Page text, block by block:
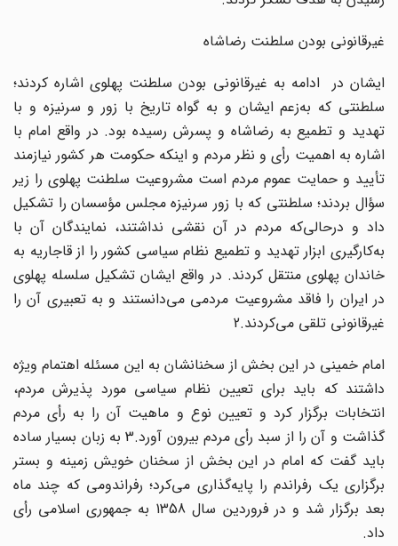
غیرقانونی بودن سلطنت رضاشاه
ایشان در ادامه به غیرقانونی بودن سلطنت پهلوی اشاره کردند؛
سلطنتی که به‌زعم ایشان و به گواه تاریخ با زور و سرنیزه و با
تهدید و تطمیع به رضاشاه و پسرش رسیده بود. در واقع امام با
اشاره به اهمیت رأی و نظر مردم و اینکه حکومت هر کشور نیازمند
تأیید و حمایت عموم مردم است مشروعیت سلطنت پهلوی را زیر
سؤال بردند؛ سلطنتی که با زور سرنیزه مجلس مؤسسان را تشکیل
داد و درحالی‌که مردم در آن نقشی نداشتند، نمایندگان آن با
به‌کارگیری ابزار تهدید و تطمیع نظام سیاسی کشور را از قاجاریه به
خاندان پهلوی منتقل کردند. در واقع ایشان تشکیل سلسله پهلوی
در ایران را فاقد مشروعیت مردمی می‌دانستند و به تعبیری آن را
غیرقانونی تلقی می‌کردند.2
امام خمینی در این بخش از سخنانشان به این مسئله اهتمام ویژه
داشتند که باید برای تعیین نظام سیاسی مورد پذیرش مردم،
انتخابات برگزار کرد و تعیین نوع و ماهیت آن را به رأی مردم
گذاشت و آن را از سبد رأی مردم بیرون آورد.3 به زبان بسیار ساده
باید گفت که امام در این بخش از سخنان خویش زمینه و بستر
برگزاری یک رفراندم را پایه‌گذاری می‌کرد؛ رفراندومی که چند ماه
بعد برگزار شد و در فروردین سال 1358 به جمهوری اسلامی رأی
داد.